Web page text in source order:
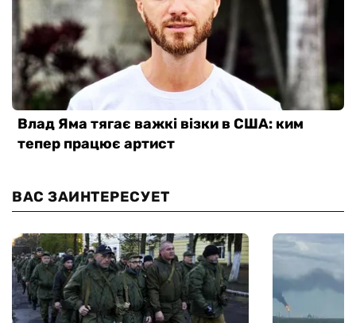
ВАС ЗАИНТЕРЕСУЕТ